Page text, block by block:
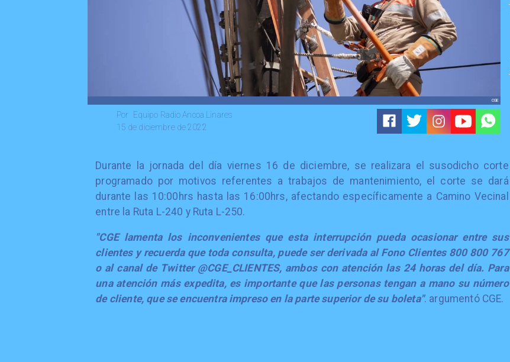
Equipo Radio Ancoa Linares
Por
15 de diciembre de 2022
CGE
Durante la jornada del día viernes 16 de diciembre, se realizara el susodicho corte
programado por motivos referentes a trabajos de mantenimiento, el corte se dará
durante las 10:00hrs hasta las 16:00hrs, afectando específicamente a Camino Vecinal
entre la Ruta L-240 y Ruta L-250.
"CGE lamenta los inconvenientes que esta interrupción pueda ocasionar entre sus
clientes y recuerda que toda consulta, puede ser derivada al Fono Clientes 800 800 767
o al canal de Twitter @CGE_CLIENTES, ambos con atención las 24 horas del día. Para
una atención más expedita, es importante que las personas tengan a mano su número
de cliente, que se encuentra impreso en la parte superior de su boleta". argumentó CGE.